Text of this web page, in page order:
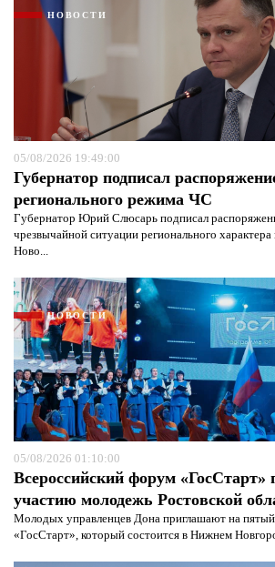
НОВОСТИ
05/08/2026 19:49:00
Губернатор подписал
регионального режима ЧС
Губернатор Юрий Слюсарь подписал
чрезвычайной ситуации регионального
Ново...
НОВОСТИ
05/08/2026 01:10:00
Всероссийский форум «ГосСтарт»
участию молодежь Ростовской
Молодых управленцев Дона приглашают на
«ГосСтарт», который состоится в Нижнем